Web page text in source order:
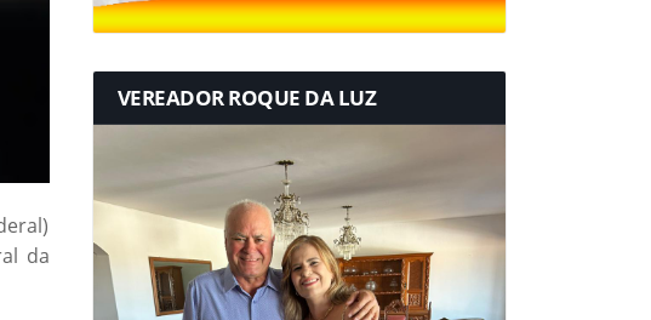
da
VEREADOR ROQUE DA LUZ